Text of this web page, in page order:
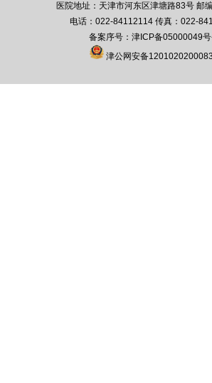
医院地址：天津市河东区津塘路83号 邮
电话：022-84112114 传真：022-
备案序号： 津ICP备05000049
津公网安备